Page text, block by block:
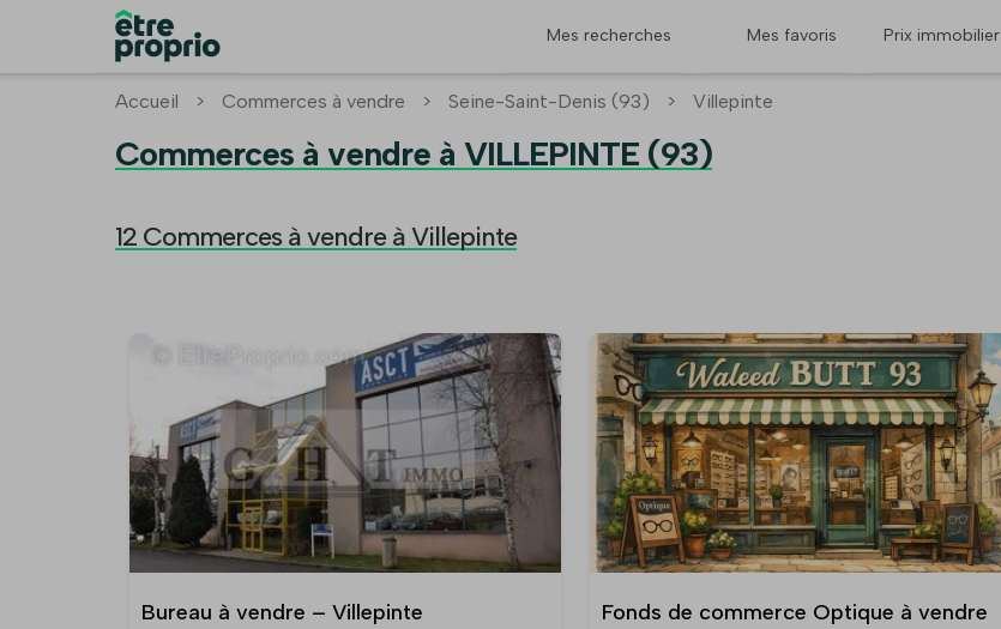
Mes recherches Mes favoris Prix immobilier
Accueil > Commerces à vendre > Seine-Saint-Denis (93) > Villepinte
Commerces à vendre à VILLEPINTE (93)
12 Commerces à vendre à Villepinte
Bureau à vendre – Villepinte
Fonds de commerce Optique à vendre